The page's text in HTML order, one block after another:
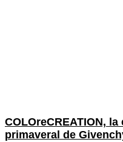
COLOreCREATION,
primaveral de